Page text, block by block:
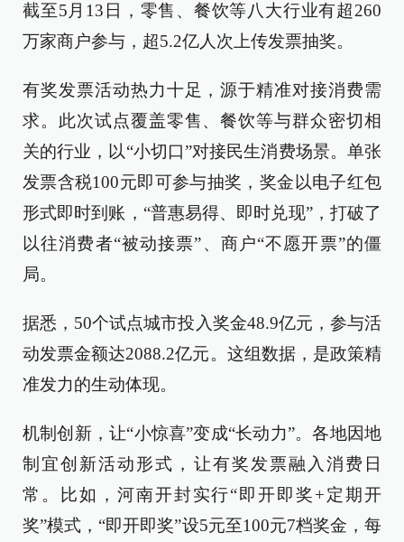
截至5月13日，零售、餐饮等八大行业有超260
万家商户参与，超5.2亿人次上传发票抽奖。
有奖发票活动热力十足，源于精准对接消费需
求。此次试点覆盖零售、餐饮等与群众密切相
关的行业，以“小切口”对接民生消费场景。单张
发票含税100元即可参与抽奖，奖金以电子红包
形式即时到账，“普惠易得、即时兑现”，打破了
以往消费者“被动接票”、商户“不愿开票”的僵
局。
据悉，50个试点城市投入奖金48.9亿元，参与活
动发票金额达2088.2亿元。这组数据，是政策精
准发力的生动体现。
机制创新，让“小惊喜”变成“长动力”。各地因地
制宜创新活动形式，让有奖发票融入消费日
常。比如，河南开封实行“即开即奖+定期开
奖”模式，“即开即奖”设5元至100元7档奖金，每